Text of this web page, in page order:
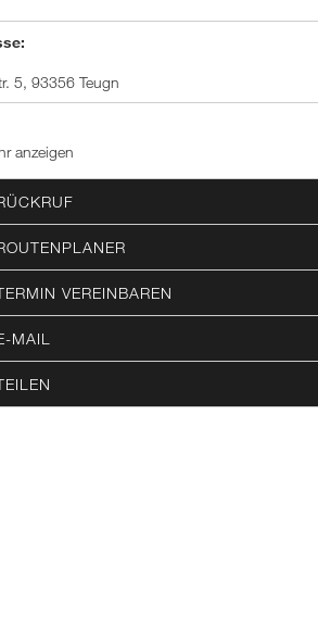
5, 93356 Teugn
anzeigen
VEREINBAREN
MAIL